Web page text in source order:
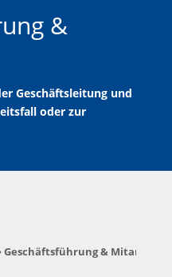
&
Geschäftsleitung und
oder zur
Geschäftsführung & Mitarbeiter